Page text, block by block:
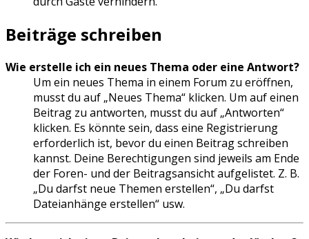
Beiträge schreiben
Wie erstelle ich ein neues Thema oder eine Antwort?
Um ein neues Thema in einem Forum zu eröffnen,
musst du auf „Neues Thema“ klicken. Um auf einen
Beitrag zu antworten, musst du auf „Antworten“
klicken. Es könnte sein, dass eine Registrierung
erforderlich ist, bevor du einen Beitrag schreiben
kannst. Deine Berechtigungen sind jeweils am Ende
der Foren- und der Beitragsansicht aufgelistet. Z. B.
„Du darfst neue Themen erstellen“, „Du darfst
Dateianhänge erstellen“ usw.